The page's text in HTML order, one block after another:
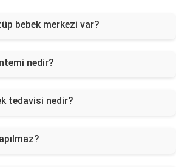
bebek merkezi var?
nedir?
tedavisi nedir?